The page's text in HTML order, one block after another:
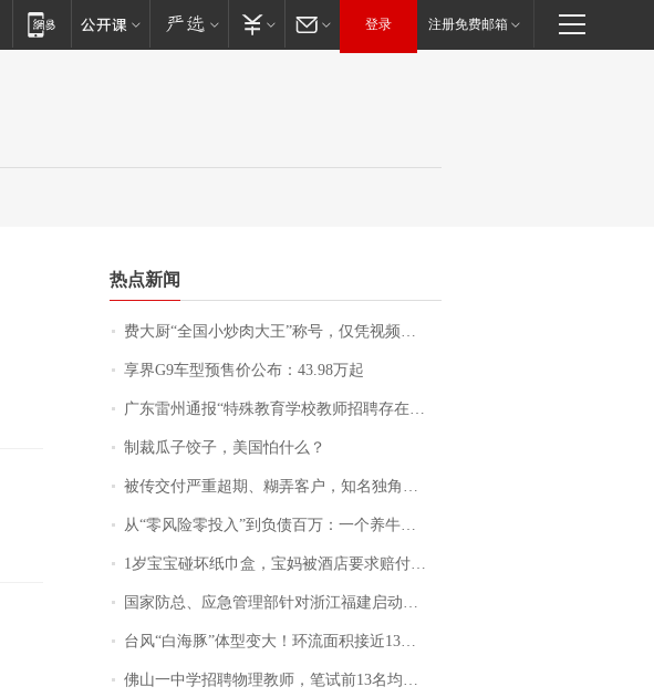
登录 注册免费邮箱
热点新闻
费大厨“全国小炒肉大王”称号，仅凭视频评出？中国烹饪协会回应
享界G9车型预售价公布：43.98万起
广东雷州通报“特殊教育学校教师招聘存在违规行为”：已启动问责程序 副校长被停职
制裁瓜子饺子，美国怕什么？
被传交付严重超期、糊弄客户，知名独角兽车企创始人回应：都没证据，将依法采取措施，“本人长期与美国交管局保持沟通，对方表示肯定”
从“零风险零投入”到负债百万：一个养牛项目崩盘后，谁该为农户的贷款买单丨红星调查
1岁宝宝碰坏纸巾盒，宝妈被酒店要求赔付924元！三亚一酒店回复：骨瓷定制！网友一查价格，吵翻了
国家防总、应急管理部针对浙江福建启动防汛防台风四级应急响应
台风“白海豚”体型变大！环流面积接近13个浙江那么大
佛山一中学招聘物理教师，笔试前13名均遭淘汰？教育局：已叫停招聘，成立调查组全面核查